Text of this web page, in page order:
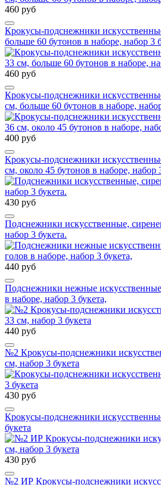
460 руб
Крокусы-подснежники
больше 60 бутонов в наборе, набор 3
460 руб
Крокусы-подснежники
см, больше 60 бутонов в наборе,
400 руб
Крокусы-подснежники
см, около 45 бутонов в наборе, набор
430 руб
Подснежники искусственные,
набор 3 букета.
440 руб
Подснежники нежные
в наборе, набор 3 букета,
440 руб
№2 Крокусы-подснежники
см, набор 3 букета
430 руб
Крокусы-подснежники
букета
430 руб
№2 ИР Крокусы-подснежники